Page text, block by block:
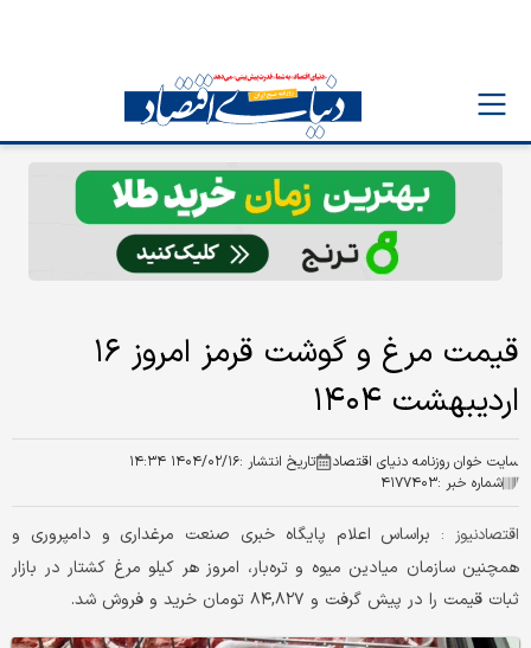
قیمت مرغ و گوشت قرمز امروز ۱۶
اردیبهشت ۱۴۰۴
سایت خوان روزنامه دنیای اقتصاد تاریخ انتشار :۱۴۰۴/۰۲/۱۶ ۱۴:۳۴
شماره خبر :۴۱۷۷۴۰۳
اقتصادنیوز : براساس اعلام پایگاه خبری صنعت مرغداری و دامپروری و
همچنین سازمان میادین میوه و تره‌بار، امروز هر کیلو مرغ کشتار در بازار
ثبات قیمت را در پیش گرفت و ۸۴,۸۲۷ تومان خرید و فروش شد.